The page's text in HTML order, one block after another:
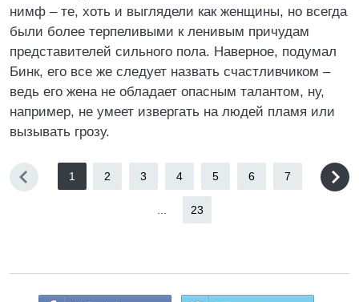
нимф – те, хоть и выглядели как женщины, но всегда
были более терпеливыми к ленивым причудам
представителей сильного пола. Наверное, подумал
Бинк, его все же следует назвать счастливчиком –
ведь его жена не обладает опасным талантом, ну,
например, не умеет извергать на людей пламя или
вызывать грозу.
1 2 3 4 5 6 7
23